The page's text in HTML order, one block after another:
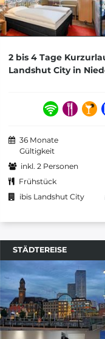
2 bis 4 Tage
Landshut City in
36 Monate
Gültigkeit
inkl. 2 Personen
Frühstück
ibis Landshut City
STÄDTEREISE